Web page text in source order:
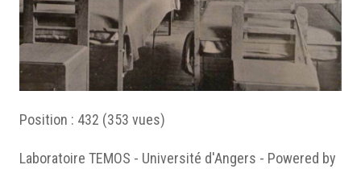
Position : 432 (353 vues)
Laboratoire TEMOS - Université d'Angers - Powered by